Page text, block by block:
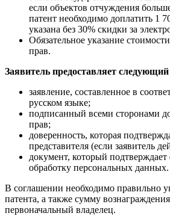
если объектов отчуждения
патент необходимо доплатить 1
указана без 30% скидки за
Обязательное указание стоимости
прав.
Заявитель предоставляет
заявление, составленное в
русском языке;
подписанный всеми сторонами
прав;
доверенность, которая
представителя (если заявитель
документ, который подтверждает
обработку персональных данных.
В соглашении необходимо правильно
патента, а также сумму
первоначальный владелец.